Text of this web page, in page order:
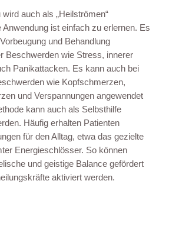
auch als „Heilströmen“
Anwendung ist einfach zu erlernen. Es
und Behandlung
Beschwerden wie Stress, innerer
Panikattacken. Es kann auch bei
wie Kopfschmerzen,
und Verspannungen angewendet
kann auch als Selbsthilfe
Häufig erhalten Patienten
für den Alltag, etwa das gezielte
Energieschlösser. So können
und geistige Balance gefördert
aktiviert werden.